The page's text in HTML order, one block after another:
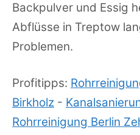
Backpulver und Essig
Abflüsse in Treptow
Problemen.
Profitipps:
Birkholz -
Rohrreinigung Berlin